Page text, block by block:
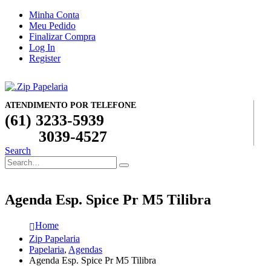
Minha Conta
Meu Pedido
Finalizar Compra
Log In
Register
ATENDIMENTO POR TELEFONE
(61) 3233-5939
3039-4527
Search
Agenda Esp. Spice Pr M5 Tilibra
Home
Zip Papelaria
Papelaria, Agendas
Agenda Esp. Spice Pr M5 Tilibra